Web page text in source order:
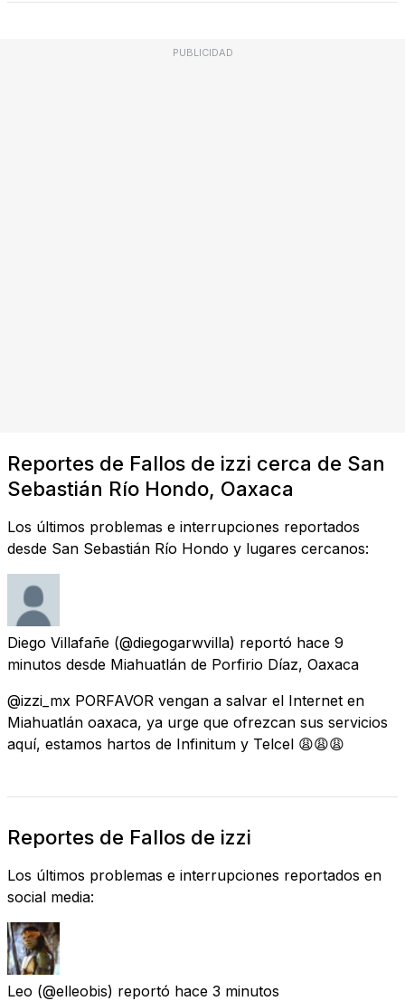
PUBLICIDAD
Reportes de Fallos de izzi cerca de San
Sebastián Río Hondo, Oaxaca
Los últimos problemas e interrupciones reportados
desde San Sebastián Río Hondo y lugares cercanos:
Diego Villafañe (@diegogarwvilla) reportó hace 9
minutos desde Miahuatlán de Porfirio Díaz, Oaxaca
@izzi_mx PORFAVOR vengan a salvar el Internet en
Miahuatlán oaxaca, ya urge que ofrezcan sus servicios
aquí, estamos hartos de Infinitum y Telcel 😩😩😩
Reportes de Fallos de izzi
Los últimos problemas e interrupciones reportados en
social media:
Leo (@elleobis) reportó hace 3 minutos